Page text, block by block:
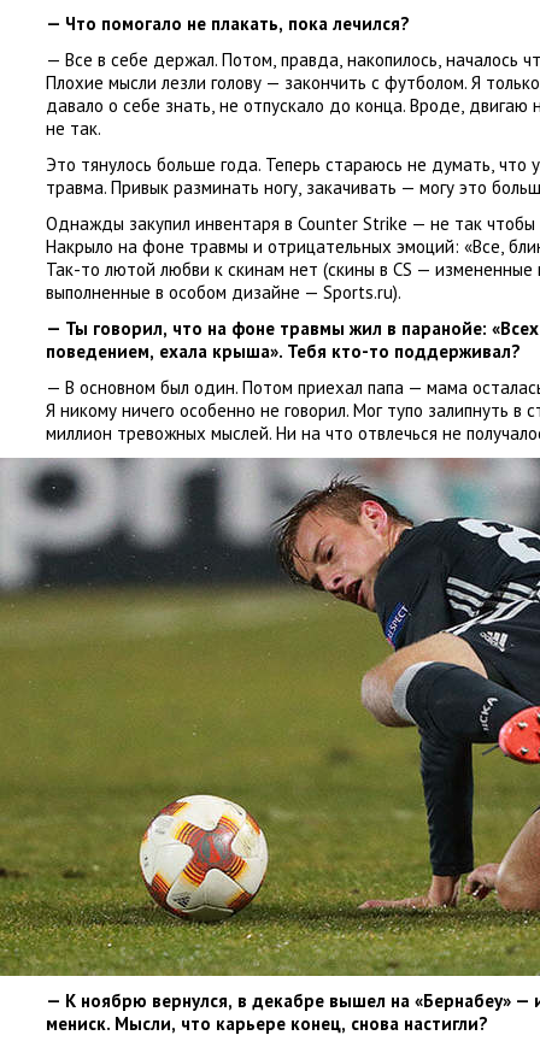
— Что помогало не плакать, пока лечился?
— Все в себе держал. Потом, правда, накопилось, началось
Плохие мысли лезли голову — закончить с футболом. Я
давало о себе знать, не отпускало до конца. Вроде, двигаю
не так.
Это тянулось больше года. Теперь стараюсь не думать, что
травма. Привык разминать ногу, закачивать — могу это
Однажды закупил инвентаря в Counter Strike — не так чтобы
Накрыло на фоне травмы и отрицательных эмоций: «Все,
Так-то лютой любви к скинам нет (скины в CS —
выполненные в особом дизайне — Sports.ru).
— Ты говорил, что на фоне травмы жил в паранойе:
поведением, ехала крыша». Тебя кто-то поддерживал?
— В основном был один. Потом приехал папа — мама
Я никому ничего особенно не говорил. Мог тупо залипнуть в
миллион тревожных мыслей. Ни на что отвлечься не
— К ноябрю вернулся, в декабре вышел на «Бернабеу» —
мениск. Мысли, что карьере конец, снова настигли?